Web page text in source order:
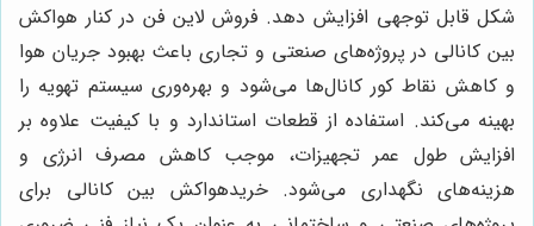
شکل قابل توجهی افزایش دهد. فروش لاین فن در کنار هواکش
بین کانالی در پروژه‌های صنعتی و تجاری باعث بهبود جریان هوا
و کاهش نقاط کور کانال‌ها می‌شود و بهره‌وری سیستم تهویه را
بهینه می‌کند. استفاده از قطعات استاندارد و با کیفیت علاوه بر
افزایش طول عمر تجهیزات، موجب کاهش مصرف انرژی و
هزینه‌های نگهداری می‌شود. خریدهواکش بین کانالی برای